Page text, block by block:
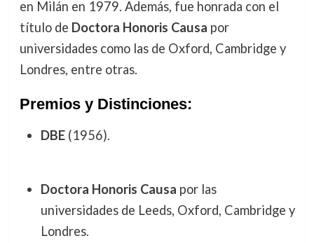
en Milán en 1979. Además, fue honrada con el
título de Doctora Honoris Causa por
universidades como las de Oxford, Cambridge y
Londres, entre otras.
Premios y Distinciones:
DBE(1956).
Doctora Honoris Causa por las
universidades de Leeds, Oxford, Cambridge y
Londres.